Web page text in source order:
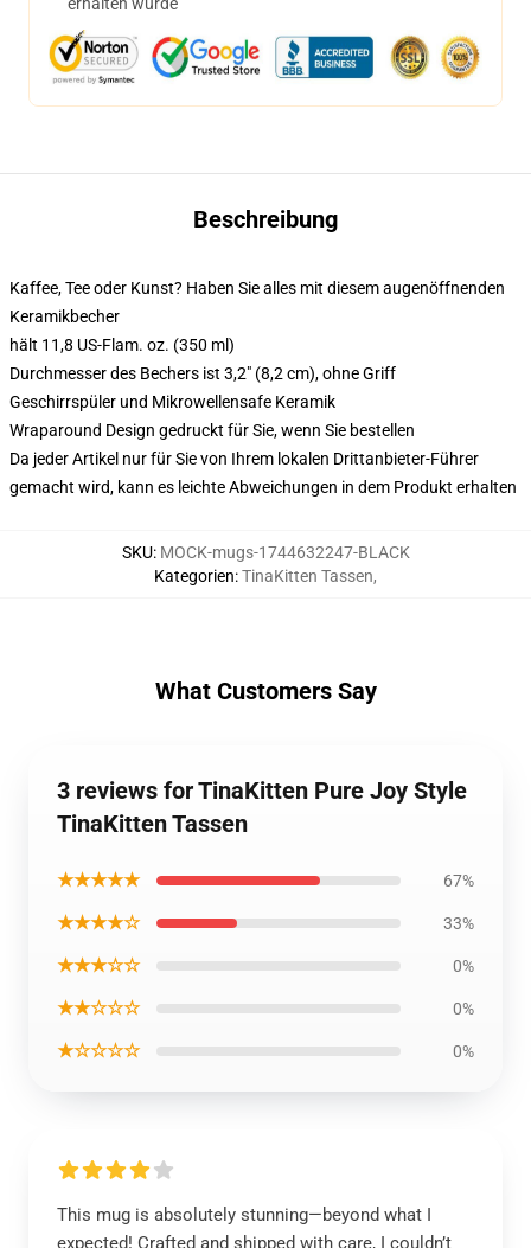
Beschreibung
Kaffee, Tee oder Kunst? Haben Sie alles mit diesem augenöffnenden
Keramikbecher
hält 11,8 US-Flam. oz. (350 ml)
Durchmesser des Bechers ist 3,2" (8,2 cm), ohne Griff
Geschirrspüler und Mikrowellensafe Keramik
Wraparound Design gedruckt für Sie, wenn Sie bestellen
Da jeder Artikel nur für Sie von Ihrem lokalen Drittanbieter-Führer
gemacht wird, kann es leichte Abweichungen in dem Produkt erhalten
SKU: MOCK-mugs-1744632247-BLACK
Kategorien:TinaKitten Tassen,
What Customers Say
3 reviews for TinaKitten Pure Joy Style
TinaKitten Tassen
★★★★★ 67%
★★★★☆ 33%
★★★☆☆ 0%
★★☆☆☆ 0%
★☆☆☆☆ 0%
This mug is absolutely stunning—beyond what I
expected! Crafted and shipped with care, I couldn’t